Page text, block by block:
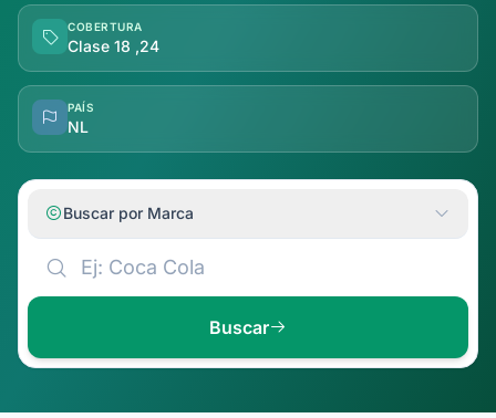
COBERTURA
Clase 18 ,24
PAÍS
NL
Buscar por Marca
Buscar